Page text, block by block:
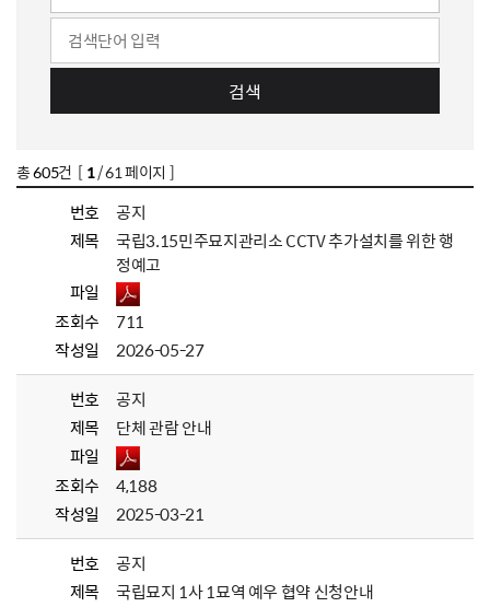
검색
총605건 [ 1/ 61 페이지 ]
번호
공지
제목
국립3.15민주묘지관리소 CCTV 추가설치를 위한 행
정예고
파일
조회수
711
작성일
2026-05-27
번호
공지
제목
단체 관람 안내
파일
조회수
4,188
작성일
2025-03-21
번호
공지
제목
국립묘지 1사 1묘역 예우 협약 신청안내